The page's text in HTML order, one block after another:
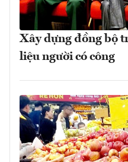
Xây dựng đồng bộ
liệu người có công